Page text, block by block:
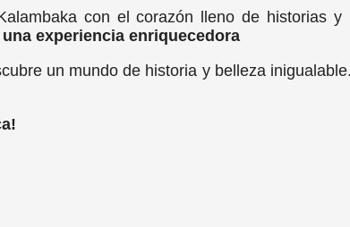
con el corazón lleno de historias y
experiencia enriquecedora
un mundo de historia y belleza